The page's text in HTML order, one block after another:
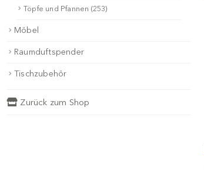
Töpfe und Pfannen (253)
Möbel
Raumduftspender
Tischzubehör
Zurück zum Shop